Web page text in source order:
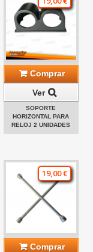
Comprar
Ver
SOPORTE
HORIZONTAL PARA
RELOJ 2 UNIDADES
19,00 €
Comprar